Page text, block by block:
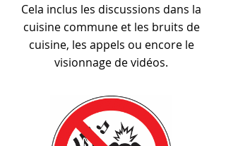
Cela inclus les discussions dans la
cuisine commune et les bruits de
cuisine, les appels ou encore le
visionnage de vidéos.